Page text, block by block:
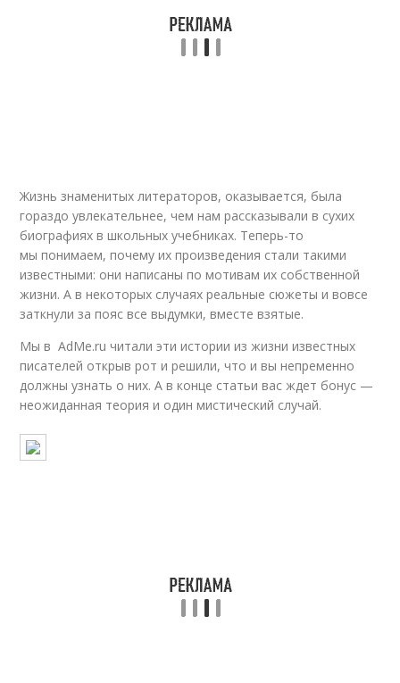
Жизнь знаменитых литераторов, оказывается, была
гораздо увлекательнее, чем нам рассказывали в сухих
биографиях в школьных учебниках. Теперь-то
мы понимаем, почему их произведения стали такими
известными: они написаны по мотивам их собственной
жизни. А в некоторых случаях реальные сюжеты и вовсе
заткнули за пояс все выдумки, вместе взятые.
Мы в AdMe.ru читали эти истории из жизни известных
писателей открыв рот и решили, что и вы непременно
должны узнать о них. А в конце статьи вас ждет бонус —
неожиданная теория и один мистический случай.